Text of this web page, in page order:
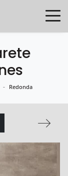
- Redonda